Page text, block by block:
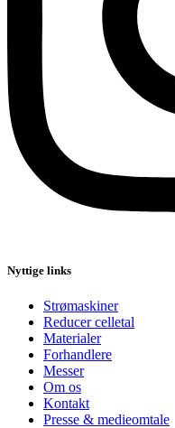
Nyttige links
Strømaskiner
Reducer celletal
Materialer
Forhandlere
Messer
Om os
Kontakt
Presse & medieomtale